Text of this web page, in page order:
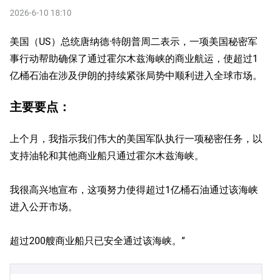
2026-6-10 18:10
美国（US）总统唐纳德·特朗普周二表示，一项美国秘密军
事行动帮助确保了通过霍尔木兹海峡的商业航运，使超过1
亿桶石油在涉及伊朗的持续紧张局势中顺利进入全球市场。
主要要点：
上个月，我指示我们伟大的美国军队执行一项秘密任务，以
支持油轮和其他商业船只通过霍尔木兹海峡。
我很高兴地宣布，这项努力使得超过1亿桶石油通过该海峡
进入公开市场。
超过200艘商业船只已安全通过该海峡。”